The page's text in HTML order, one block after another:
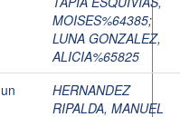
MOISES%64385;
LUNA GONZALEZ,
ALICIA%65825
HERNANDEZ
RIPALDA, MANUEL